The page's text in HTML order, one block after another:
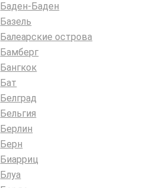
Баден-Баден
Базель
Балеарские острова
Бамберг
Бангкок
Бат
Белград
Бельгия
Берлин
Берн
Биарриц
Блуа